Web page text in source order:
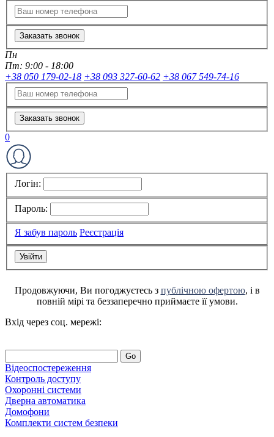
Заказать звонок
Пн
Пт: 9:00 - 18:00
+38 050 179-02-18 +38 093 327-60-62 +38 067 549-74-16
Заказать звонок
0
Логін:
Пароль:
Я забув пароль Реєстрація
Продовжуючи, Ви погоджуєтесь з публічною офертою, і в
повній мірі та беззаперечно приймаєте її умови.
Вхід через соц. мережі:
Go
Відеоспостереження
Контроль доступу
Охоронні системи
Дверна автоматика
Домофони
Комплекти систем безпеки